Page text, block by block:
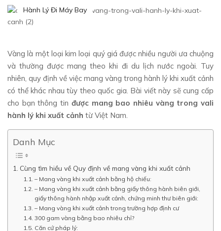
Hành Lý Đi Máy Bay
Vàng là một loại kim loại quý giá được nhiều người ưa chuộng
và thường được mang theo khi đi du lịch nước ngoài. Tuy
nhiên, quy định về việc mang vàng trong hành lý khi xuất cảnh
có thể khác nhau tùy theo quốc gia. Bài viết này sẽ cung cấp
cho bạn thông tin được mang bao nhiêu vàng trong vali
hành lý khi xuất cảnh từ Việt Nam.
Danh Mục
Cùng tìm hiều về Quy định về mang vàng khi xuất cảnh
– Mang vàng khi xuất cảnh bằng hộ chiếu:
– Mang vàng khi xuất cảnh bằng giấy thông hành biên giới,
giấy thông hành nhập xuất cảnh, chứng minh thư biên giới:
– Mang vàng khi xuất cảnh trong trường hợp định cư
300 gam vàng bằng bao nhiêu chỉ?
Căn cứ pháp lý: